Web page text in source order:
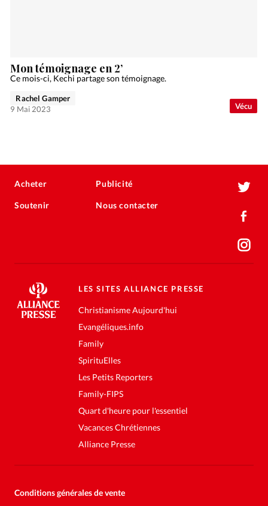
Vécu
Mon témoignage en 2’
Ce mois-ci, Kechi partage son témoignage.
Rachel Gamper
9 Mai 2023
Acheter
Soutenir
Publicité
Nous contacter
LES SITES ALLIANCE PRESSE
Christianisme Aujourd'hui
Evangéliques.info
Family
SpirituElles
Les Petits Reporters
Family-FIPS
Quart d'heure pour l'essentiel
Vacances Chrétiennes
Alliance Presse
Conditions générales de vente